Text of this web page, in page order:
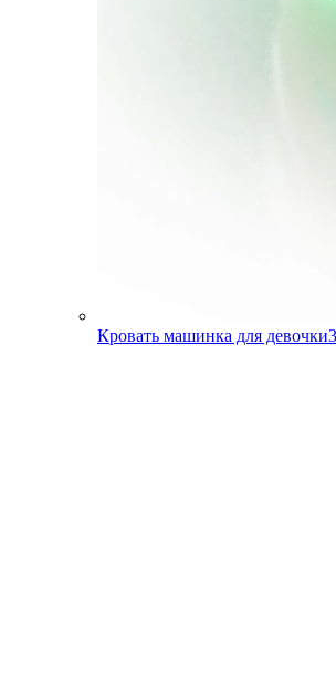
Кровать машинка для девочки